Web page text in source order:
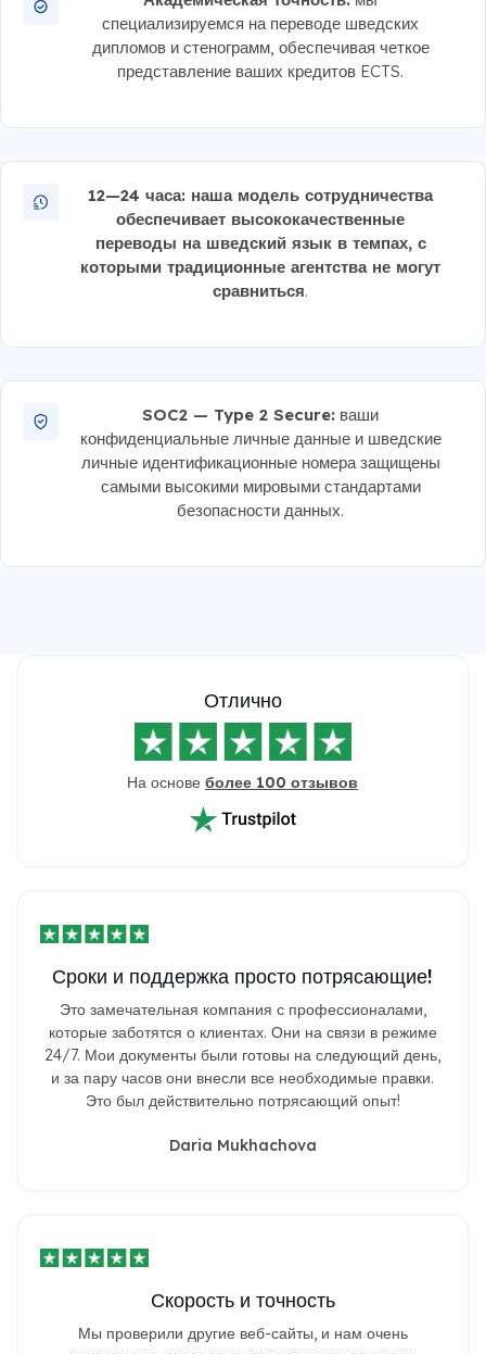
специализируемся на переводе шведских
дипломов и стенограмм, обеспечивая четкое
представление ваших кредитов ECTS.
12—24 часа: наша модель сотрудничества
обеспечивает высококачественные
переводы на шведский язык в темпах, с
которыми традиционные агентства не могут
сравниться.
SOC2 — Type 2 Secure: ваши
конфиденциальные личные данные и шведские
личные идентификационные номера защищены
самыми высокими мировыми стандартами
безопасности данных.
Отлично
На основе более 100 отзывов
Сроки и поддержка просто потрясающие!
Это замечательная компания с профессионалами,
которые заботятся о клиентах. Они на связи в режиме
24/7. Мои документы были готовы на следующий день,
и за пару часов они внесли все необходимые правки.
Это был действительно потрясающий опыт!
Daria Mukhachova
Скорость и точность
Мы проверили другие веб-сайты, и нам очень